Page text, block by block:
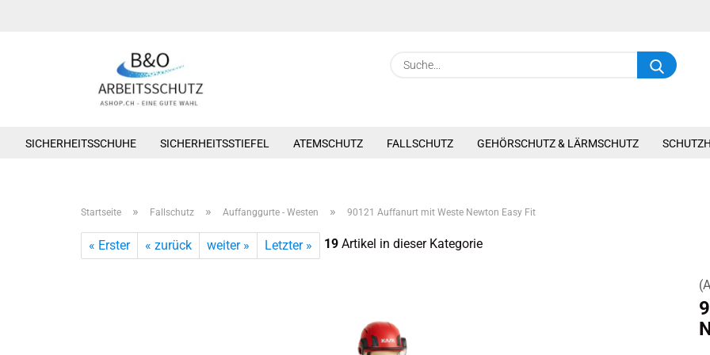
SICHERHEITSSCHUHE SICHERHEITSSTIEFEL ATEMSCHUTZ FALLSCHUTZ GEHÖRSCHUTZ & LÄRMSCHUTZ
Startseite » Fallschutz » Auffanggurte - Westen » 90121 Auffanurt mit Weste Newton Easy Fit
« Erster « zurück weiter » Letzter » 19 Artikel in dieser Kategorie